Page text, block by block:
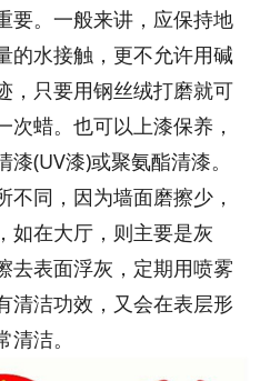
要。一般来讲，应保持地
的水接触，更不允许用碱
，只要用钢丝绒打磨就可
次蜡。也可以上漆保养，
(UV漆)或聚氨酯清漆。
同，因为墙面磨擦少，
如在大厅，则主要是灰
去表面浮灰，定期用喷雾
清洁功效，又会在表层形
洁。